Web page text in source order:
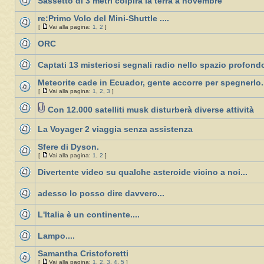
re:Primo Volo del Mini-Shuttle ....
[ Vai alla pagina: 1, 2 ]
ORC
Captati 13 misteriosi segnali radio nello spazio
Meteorite cade in Ecuador, gente accorre per
[ Vai alla pagina: 1, 2, 3 ]
Con 12.000 satelliti musk disturberà diverse attività
La Voyager 2 viaggia senza assistenza
Sfere di Dyson.
[ Vai alla pagina: 1, 2 ]
Divertente video su qualche asteroide vicino a noi...
adesso lo posso dire davvero...
L'Italia è un continente....
Lampo....
Samantha Cristoforetti
[ Vai alla pagina: 1, 2, 3, 4, 5 ]